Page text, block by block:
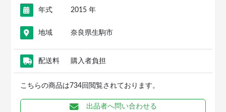
年式 2015 年
地域 奈良県生駒市
配送料 購入者負担
こちらの商品は734回閲覧されております。
出品者へ問い合わせる